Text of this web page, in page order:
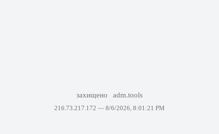
захищено adm.tools
216.73.217.172 — 8/6/2026, 8:01:21 PM